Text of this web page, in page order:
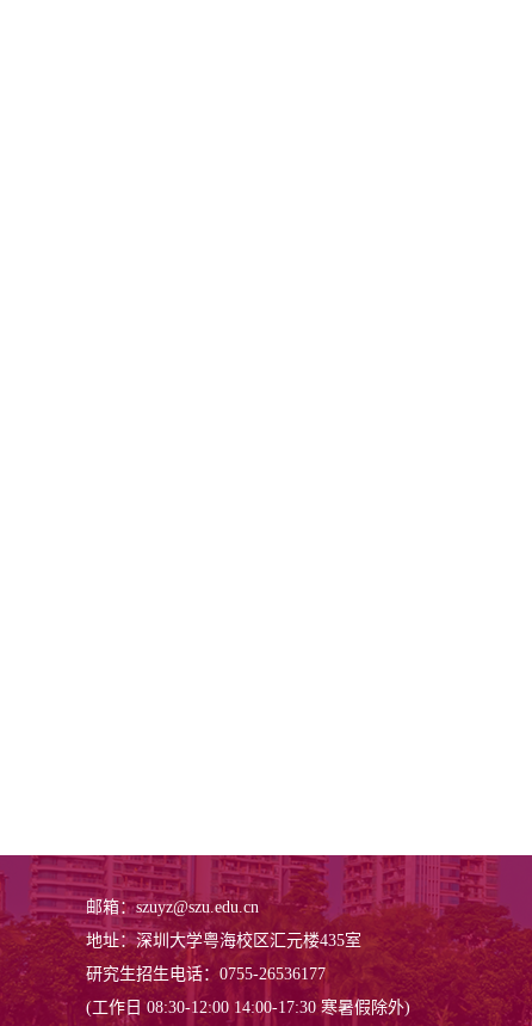
邮箱：szuyz@szu.edu.cn
地址：深圳大学粤海校区汇元楼435室
研究生招生电话：0755-26536177
(工作日 08:30-12:00 14:00-17:30 寒暑假除外)